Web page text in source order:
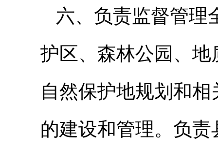
六、负责监督管理
护区、森林公园、
自然保护地规划和
的建设和管理。负